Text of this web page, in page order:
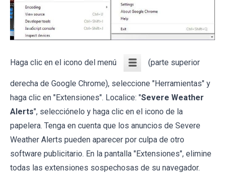
Haga clic en el icono del menú (parte superior
derecha de Google Chrome), seleccione "Herramientas" y
haga clic en "Extensiones". Localice: "Severe Weather
Alerts", selecciónelo y haga clic en el icono de la
papelera. Tenga en cuenta que los anuncios de Severe
Weather Alerts pueden aparecer por culpa de otro
software publicitario. En la pantalla "Extensiones", elimine
todas las extensiones sospechosas de su navegador.